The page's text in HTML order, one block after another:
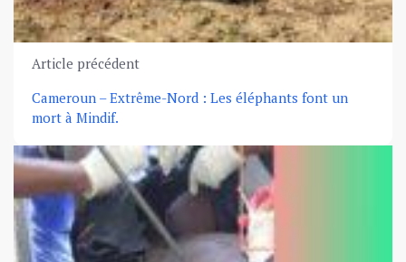
Article précédent
Cameroun – Extrême-Nord : Les éléphants font un
mort à Mindif.